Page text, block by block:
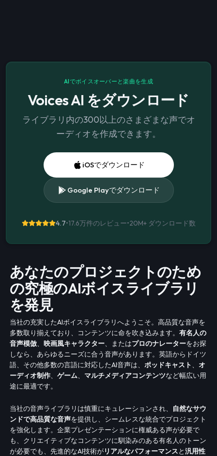
AIでボイスオーバーと楽曲を生成
Voices AI をダウンロード
ライブラリ内の300以上のさまざまな声でオ
ーディオを作成できます。
iOSでダウンロード
Google Playでダウンロード
4.7•17.6万件のレビュー•20M+ ダウンロード数
あなたのプロジェクトのため
の究極のAIボイスライブラリ
を発見
当社の充実したAIボイスライブラリへようこそ。高品質な音声を
多数取り揃えており、コンテンツに命を吹き込みます。 有名人の
音声模倣、 映画風キャラクター、またはプロのナレーターをお探
しなら、あらゆるニーズに合う音声があります。英語からドイツ
語、その他多数の言語に対応したAI音声は、 ポッドキャスト、 オ
ーディオ制作、 ゲーム、 マルチメディアコンテンツなど幅広い用
途に最適です。
当社の音声ライブラリは慎重にキュレーションされ、
自然なサウ
ンドで高品質な音声を提供し、シームレスな統合でプロジェクト
を強化します。企業プレゼンテーションに権威ある声が必要で
も、クリエイティブなコンテンツに馴染みのある有名人のトーン
が必要でも、先進的なAI技術がリアルなパフォーマンスと汎用性